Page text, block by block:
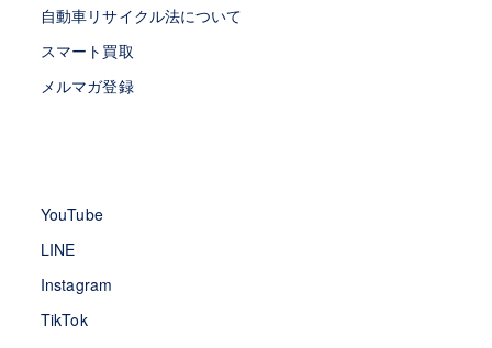
自動車リサイクル法について
スマート買取
メルマガ登録
YouTube
LINE
Instagram
TikTok